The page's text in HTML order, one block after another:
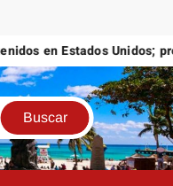
en Estados Unidos;